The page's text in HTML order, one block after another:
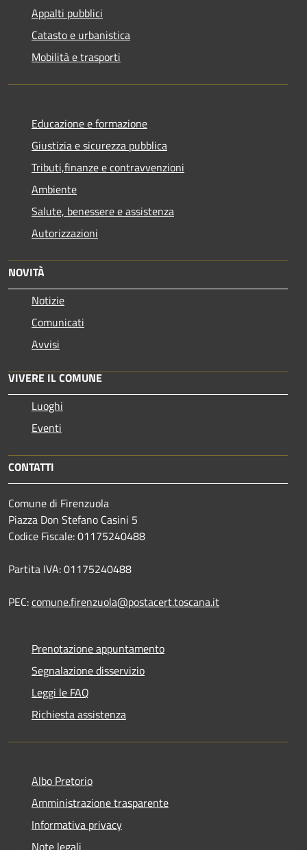
Appalti pubblici
Catasto e urbanistica
Mobilità e trasporti
Educazione e formazione
Giustizia e sicurezza pubblica
Tributi,finanze e contravvenzioni
Ambiente
Salute, benessere e assistenza
Autorizzazioni
NOVITÀ
Notizie
Comunicati
Avvisi
VIVERE IL COMUNE
Luoghi
Eventi
CONTATTI
Comune di Firenzuola
Piazza Don Stefano Casini 5
Codice Fiscale: 01175240488
Partita IVA: 01175240488
PEC:comune.firenzuola@postacert.toscana.it
Prenotazione appuntamento
Segnalazione disservizio
Leggi le FAQ
Richiesta assistenza
Albo Pretorio
Amministrazione trasparente
Informativa privacy
Note legali